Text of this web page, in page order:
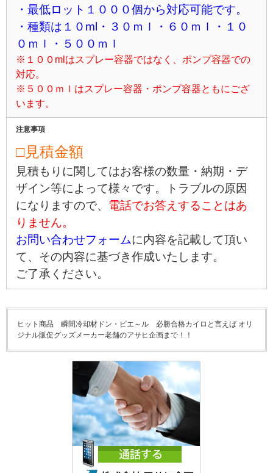
・最低ロット１０００個から対応可能です。
・種類は１０ml・３０ｍｌ・６０ｍｌ・１０
０ｍｌ・５００ｍｌ
※１００mlはスプレー容器ではなく、ポンプ容器での
対応。
※５００ｍｌはスプレー容器・ポンプ容器ともにござ
います。
注意事項
□見積金額
見積もりに関してはお客様の数量・納期・デ
ザイン等によって様々です。トラブルの原因
になりますので、 電話でお答えすることはあ
りません。
お問い合わせフォームに内容を記載して頂い
て、その内容に基づき作成いたします。
ご了承ください。
ヒット商品 瞬間冷却材ドン・ピエ～ル 必勝合格カイロと言えば オリ
ジナル販促グッズメーカー老舗のアサヒ企画まで！！